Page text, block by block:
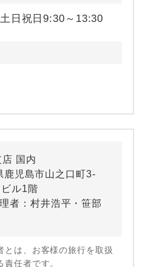
日祝日9:30～13:30
国内
児島市山之口町3-
ル1階
者：村井浩平・笹部
は、お客様の旅行を取扱
任者です。